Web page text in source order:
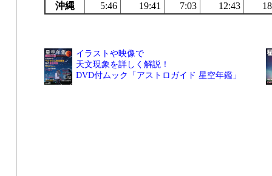
沖縄
5:46 19:41 7:03 12:43
イラストや映像で
天文現象を詳しく解説！
DVD付ムック「アストロガイド 星空年鑑」